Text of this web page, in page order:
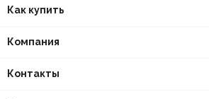
Как купить
Компания
Контакты